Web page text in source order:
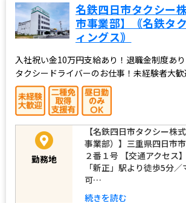
名鉄四日市タクシー
市事業部】｟名鉄タ
ィングス｠
入社祝い金10万円支給あり！退職金制度あ
タクシードライバーのお仕事！未経験者大歓
勤務地
【名鉄四日市タクシー株
事業部）】三重県四日市
２番１号 【交通アクセス
「新正」駅より徒歩5分
可…
続きを読む